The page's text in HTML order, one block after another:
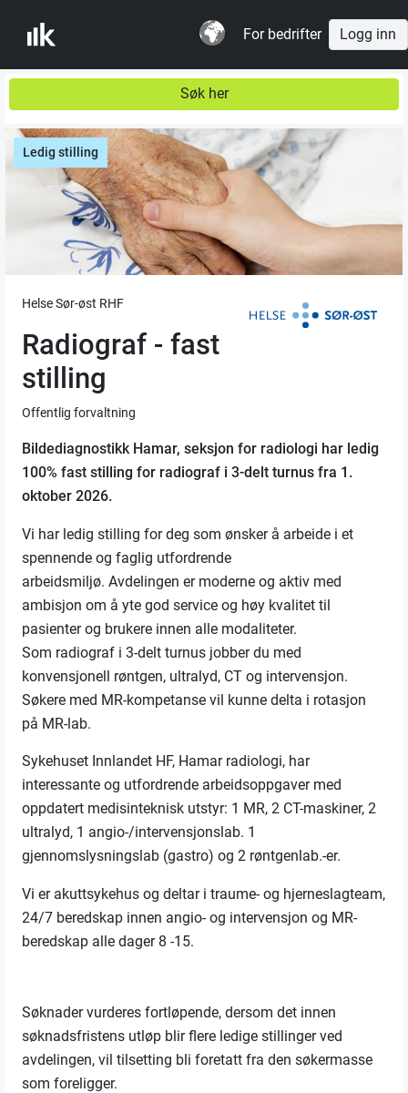
For bedrifter Logg inn
Søk her
Ledig stilling
Helse Sør-øst RHF
Radiograf - fast
stilling
Offentlig forvaltning
Bildediagnostikk Hamar, seksjon for radiologi har ledig
100% fast stilling for radiograf i 3-delt turnus fra 1.
oktober 2026.
Vi har ledig stilling for deg som ønsker å arbeide i et
spennende og faglig utfordrende
arbeidsmiljø. Avdelingen er moderne og aktiv med
ambisjon om å yte god service og høy kvalitet til
pasienter og brukere innen alle modaliteter.
Som radiograf i 3-delt turnus jobber du med
konvensjonell røntgen, ultralyd, CT og intervensjon.
Søkere med MR-kompetanse vil kunne delta i rotasjon
på MR-lab.
Sykehuset Innlandet HF, Hamar radiologi, har
interessante og utfordrende arbeidsoppgaver med
oppdatert medisinteknisk utstyr: 1 MR, 2 CT-maskiner, 2
ultralyd, 1 angio-/intervensjonslab. 1
gjennomslysningslab (gastro) og 2 røntgenlab.-er.
Vi er akuttsykehus og deltar i traume- og hjerneslagteam,
24/7 beredskap innen angio- og intervensjon og MR-
beredskap alle dager 8 -15.
Søknader vurderes fortløpende, dersom det innen
søknadsfristens utløp blir flere ledige stillinger ved
avdelingen, vil tilsetting bli foretatt fra den søkermasse
som foreligger.